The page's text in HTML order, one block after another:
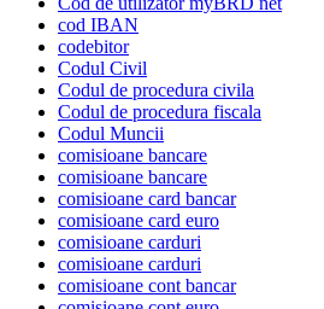
cod IBAN
codebitor
Codul Civil
Codul de procedura civila
Codul de procedura fiscala
Codul Muncii
comisioane bancare
comisioane bancare
comisioane card bancar
comisioane card euro
comisioane carduri
comisioane carduri
comisioane cont bancar